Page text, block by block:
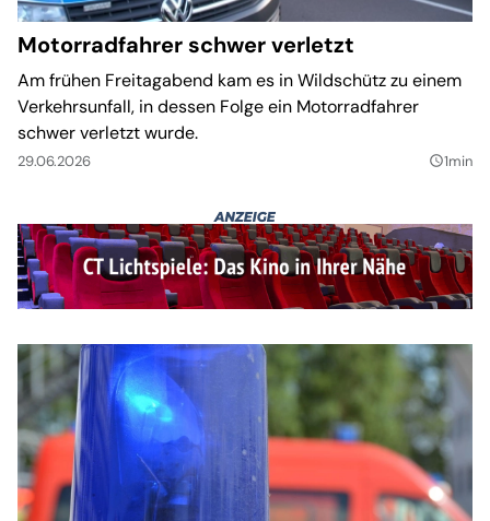
Motorradfahrer schwer verletzt
Am frühen Freitagabend kam es in Wildschütz zu einem
Verkehrsunfall, in dessen Folge ein Motorradfahrer
schwer verletzt wurde.
29.06.2026 query_builder1min